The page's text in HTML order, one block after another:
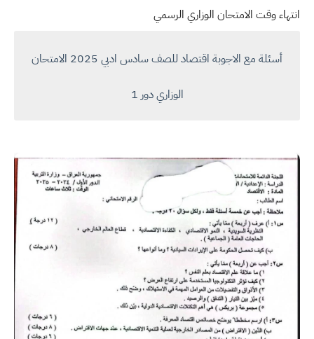
انتهاء وقت الامتحان الوزاري الرسمي
أسئلة مع الاجوبة اقتصاد للصف سادس ادبي 2025 الامتحان
الوزاري دور 1